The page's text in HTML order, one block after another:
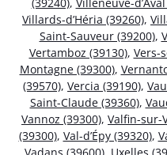
Villards-d’Héria (39260),
Saint-Sauveur (39200),
Vertamboz (39130), Vers-
Montagne (39300),
(39570), Vercia (39190),
Saint-Claude (39360),
Vannoz (39300), Valfin-sur-
(39300), Val-d’Épy (39320),